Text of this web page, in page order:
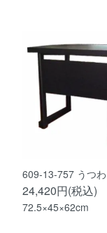
609-13-757 うつ
24,420円(税込)
72.5×45×62cm